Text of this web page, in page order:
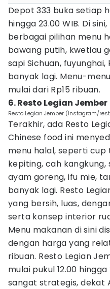
Depot 333 buka setiap
hingga 23.00 WIB. Di
berbagai pilihan menu
bawang putih, kwetiau
sapi Sichuan,
banyak lagi. Menu-
mulai dari Rp15 ribuan.
6. Resto Legian Jember
Resto Legian Jember (Instagram/
Terakhir, ada Resto
Chinese food ini
menu halal, seperti cup
kepiting, cah kangkung,
ayam goreng, ifu mie,
banyak lagi. Resto
yang bersih, luas,
serta konsep interior
Menu makanan di sini
dengan harga yang
ribuan. Resto Legian
mulai pukul 12.00 hingga
sangat strategis, dekat